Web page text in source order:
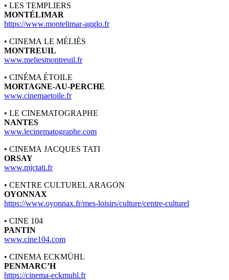
• LES TEMPLIERS
MONTÉLIMAR
https://www.montelimar-agglo.fr
• CINEMA LE MÉLIÈS
MONTREUIL
www.meliesmontreuil.fr
• CINÉMA ÉTOILE
MORTAGNE-AU-PERCHE
www.cinemaetoile.fr
• LE CINEMATOGRAPHE
NANTES
www.lecinematographe.com
• CINEMA JACQUES TATI
ORSAY
www.mjctati.fr
• CENTRE CULTUREL ARAGON
OYONNAX
https://www.oyonnax.fr/mes-loisirs/culture/centre-culturel
• CINE 104
PANTIN
www.cine104.com
• CINEMA ECKMÜHL
PENMARC’H
https://cinema-eckmuhl.fr